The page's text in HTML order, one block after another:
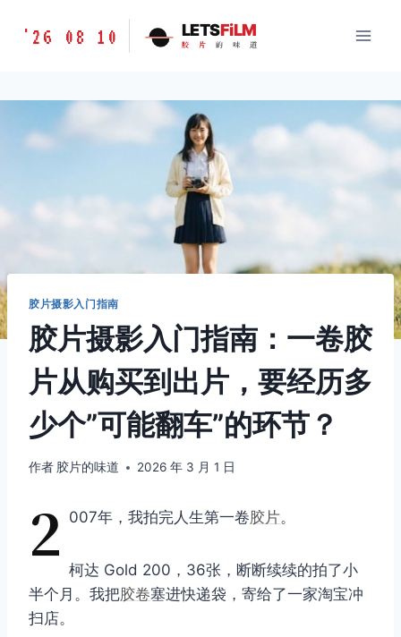
胶
味
LETSFILM
'26 08 10 LETSFiLM
胶 片 的 味 道
胶片摄影入门指南
胶片摄影入门指南：一卷胶
片从购买到出片，要经历多
少个”可能翻车”的环节？
作者 胶片的味道 2026 年 3 月 1 日
2 007年，我拍完人生第一卷胶片。
柯达 Gold 200，36张，断断续续的拍了小
半个月。我把胶卷塞进快递袋，寄给了一家淘宝冲
扫店。